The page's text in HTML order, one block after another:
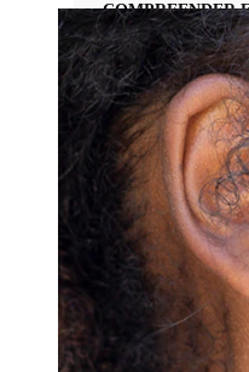
COMPREENDER
USOS, TIPOS E
Descobre o mundo
designs e materiais
tem escudos para o
experimentar clipes!
Classificação